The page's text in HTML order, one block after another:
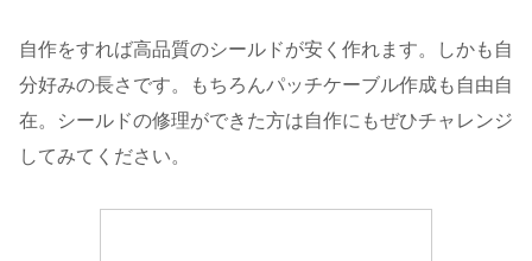
自作をすれば高品質のシールドが安く作れます。しかも自
分好みの長さです。もちろんパッチケーブル作成も自由自
在。シールドの修理ができた方は自作にもぜひチャレンジ
してみてください。